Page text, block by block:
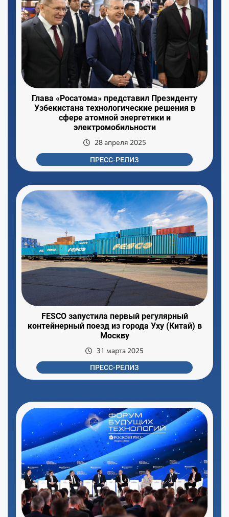
Глава «Росатома» представил Президенту
Узбекистана технологические решения в
сфере атомной энергетики и
электромобильности
28 апреля 2025
ПРЕСС-РЕЛИЗ
FESCO запустила первый регулярный
контейнерный поезд из города Уху (Китай) в
Москву
31 марта 2025
ПРЕСС-РЕЛИЗ